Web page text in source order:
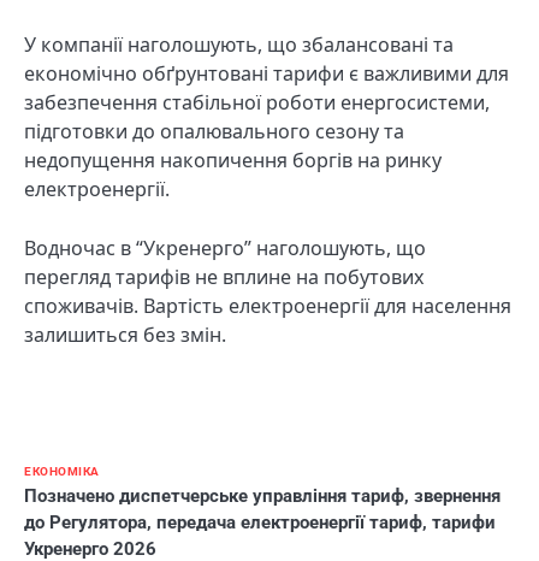
У компанії наголошують, що збалансовані та
економічно обґрунтовані тарифи є важливими для
забезпечення стабільної роботи енергосистеми,
підготовки до опалювального сезону та
недопущення накопичення боргів на ринку
електроенергії.
Водночас в “Укренерго” наголошують, що
перегляд тарифів не вплине на побутових
споживачів. Вартість електроенергії для населення
залишиться без змін.
ЕКОНОМІКА
Позначено диспетчерське управління тариф, звернення
до Регулятора, передача електроенергії тариф, тарифи
Укренерго 2026